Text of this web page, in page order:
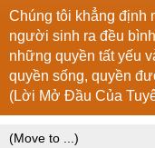
Chúng tôi khẳng định
người sinh ra đều
những quyền tất yếu
quyền sống, quyền
(Lời Mở Đầu Của